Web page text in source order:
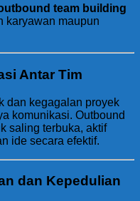
team building
karyawan maupun
Antar Tim
dan kegagalan proyek
komunikasi. Outbound
saling terbuka, aktif
ide secara efektif.
dan Kepedulian